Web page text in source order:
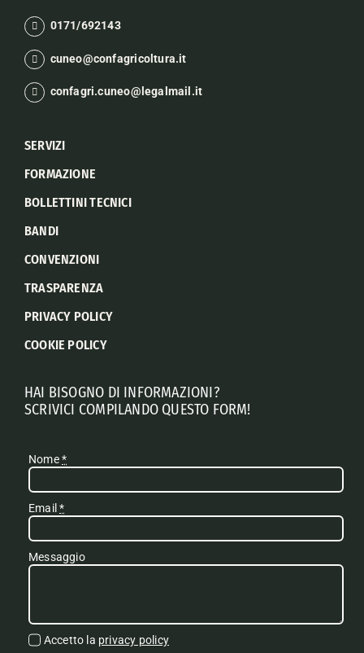
0171/692143
cuneo@confagricoltura.it
confagri.cuneo@legalmail.it
SERVIZI
FORMAZIONE
BOLLETTINI TECNICI
BANDI
CONVENZIONI
TRASPARENZA
PRIVACY POLICY
COOKIE POLICY
HAI BISOGNO DI INFORMAZIONI?
SCRIVICI COMPILANDO QUESTO FORM!
Nome*
Email*
Messaggio
Accetto la privacy policy